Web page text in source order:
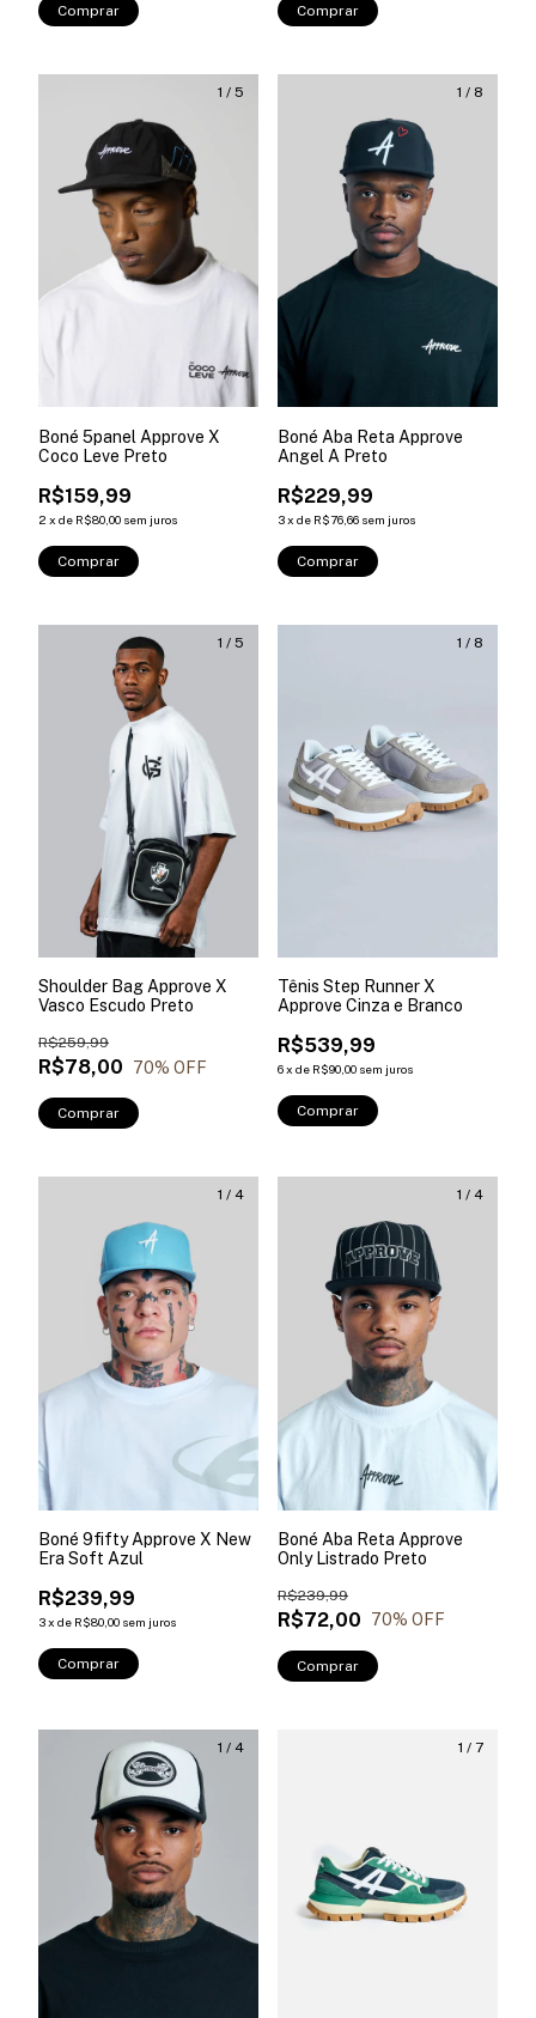
Comprar Comprar
1 / 5
Boné 5panel Approve X
Coco Leve Preto
R$159,99
2 x de R$80,00 sem juros
Comprar
1 / 8
Boné Aba Reta Approve
Angel A Preto
R$229,99
3x de R$76,66 sem juros
Comprar
1 / 5
Shoulder Bag Approve X
Vasco Escudo Preto
R$78,00
R$259,99
70% OFF
Comprar
1 / 8
Tênis Step Runner X
Approve Cinza e Branco
R$539,99
6x de R$90,00 sem juros
Comprar
1 / 4
Boné 9fifty Approve X New
Era Soft Azul
R$239,99
3x de R$80,00 sem juros
Comprar
1 / 4
Boné Aba Reta Approve
Only Listrado Preto
R$72,00
R$239,99
70% OFF
Comprar
1 / 4 1 / 7